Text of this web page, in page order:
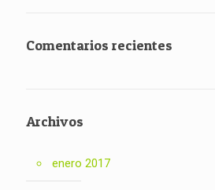
Comentarios recientes
Archivos
enero 2017